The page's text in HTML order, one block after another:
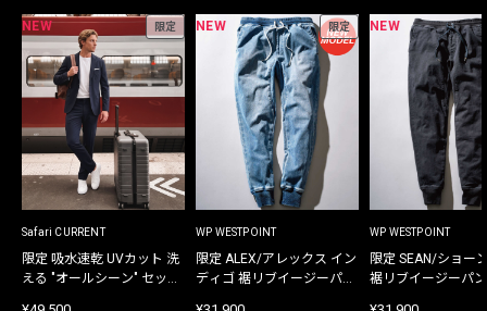
NEW 限定
Safari CURRENT
限定 吸水速乾 UVカット 洗
える "オールシーン" セット
NEW 限定
WP WESTPOINT
限定 ALEX/アレックス イン
ディゴ 裾リブイージーパン
NEW
WP WESTPOINT
限定 SEAN/ショー
裾リブイージーパ